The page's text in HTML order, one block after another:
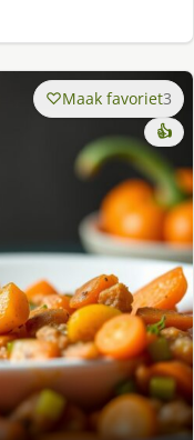
Maak favoriet3
👍